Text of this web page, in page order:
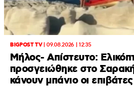
BIGPOST TV|09.08.2026 | 12:35
Μήλος- Απίστευτο:
προσγειώθηκε στο
κάνουν μπάνιο οι